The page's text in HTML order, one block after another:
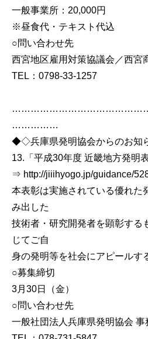
一般事業所：20,000円
※昼食代・テキスト代込
○問い合わせ先
西宮地区雇用対策協議会／西宮
TEL：0798-33-1257
……………
◆◇兵庫県発明協会からのお
13.「平成30年度 近畿地方発明
⇒ http://jiiihyogo.jp/guidance/
本表彰は実施されている優れた
み出した
技術者・研究開発者を顕彰する
じてご自
身の発明等を社会にアピールす
○募集締切
3月30日（金）
○問い合わせ先
一般社団法人兵庫県発明協会 事